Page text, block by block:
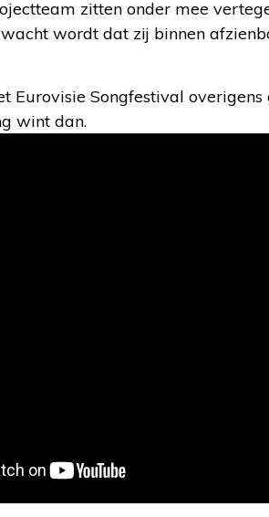
zitten onder mee
wordt dat zij binnen
Eurovisie Songfestival overigens
wint dan.